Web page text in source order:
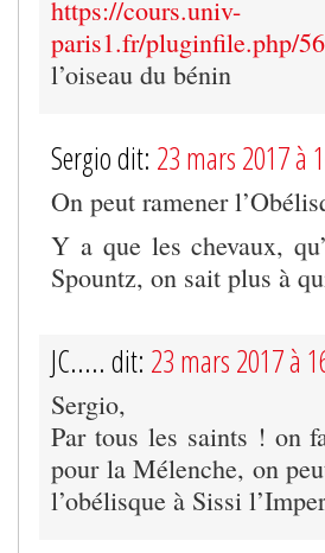
https://cours.univ-
paris1.fr/pluginfile.php/
l’oiseau du bénin
Sergio dit: 23 mars 2017 à
On peut ramener
Y a que les chevaux,
Spountz, on sait plus à
JC..... dit: 23 mars 2017 à
Sergio,
Par tous les saints ! on
pour la Mélenche, on
l’obélisque à Sissi